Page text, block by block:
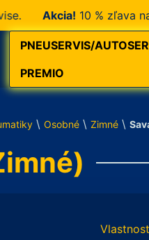
Akcia!10 % zľava na
PNEUSERVIS/
PREMIO
\ Osobné \ Zimné \